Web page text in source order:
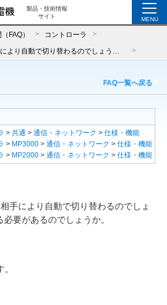
製品・技術情報
サイト
MENU
FAQ） コントローラ
FAQ一覧へ戻る
> 共通 > 通信・ネットワーク > 仕様・機能
> MP3000 > 通信・ネットワーク > 仕様・機能
> MP2000 > 通信・ネットワーク > 仕様・機能
手により自動で切り替わるのでしょ
要があるのでしょうか。